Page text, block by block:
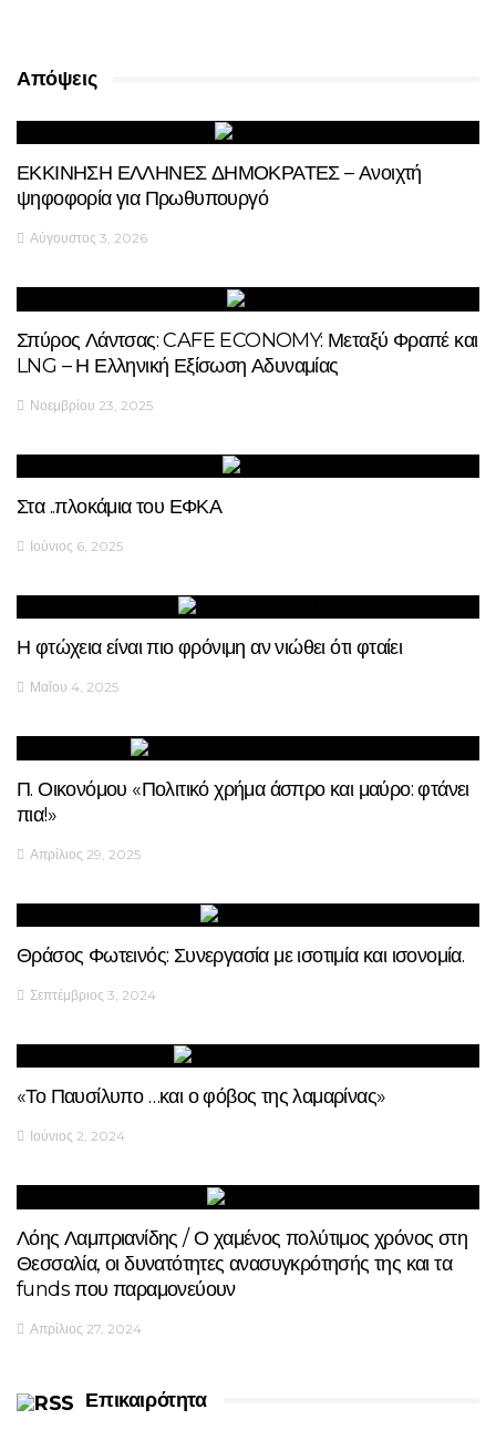
Απόψεις
ΕΚΚΙΝΗΣΗ ΕΛΛΗΝΕΣ ΔΗΜΟΚΡΑΤΕΣ – Ανοιχτή
ψηφοφορία για Πρωθυπουργό
Αύγουστος 3, 2026
Σπύρος Λάντσας: CAFE ECONOMY: Μεταξύ Φραπέ και
LNG – Η Ελληνική Εξίσωση Αδυναμίας
Νοεμβρίου 23, 2025
Στα ..πλοκάμια του ΕΦΚΑ
Ιούνιος 6, 2025
Η φτώχεια είναι πιο φρόνιμη αν νιώθει ότι φταίει
Μαΐου 4, 2025
Π. Οικονόμου «Πολιτικό χρήμα άσπρο και μαύρο: φτάνει
πια!»
Απρίλιος 29, 2025
Θράσος Φωτεινός: Συνεργασία με ισοτιμία και ισονομία.
Σεπτέμβριος 3, 2024
«Το Παυσίλυπο …και ο φόβος της λαμαρίνας»
Ιούνιος 2, 2024
Λόης Λαμπριανίδης / Ο χαμένος πολύτιμος χρόνος στη
Θεσσαλία, οι δυνατότητες ανασυγκρότησής της και τα
funds που παραμονεύουν
Απρίλιος 27, 2024
Επικαιρότητα